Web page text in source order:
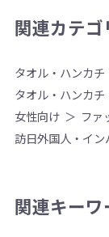
関連カテゴ
タオル・ハンカチ
タオル・ハンカチ
女性向け
ファ
訪日外国人・イ
関連キーワ